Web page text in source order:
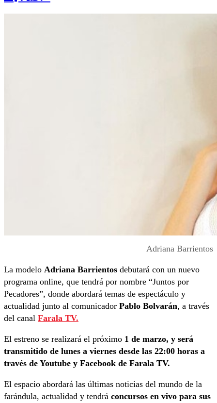
Adriana Barrientos
La modelo Adriana Barrientos debutará con un nuevo
programa online, que tendrá por nombre “Juntos por
Pecadores”, donde abordará temas de espectáculo y
actualidad junto al comunicador Pablo Bolvarán, a través
del canal Farala TV.
El estreno se realizará el próximo 1 de marzo, y será
transmitido de lunes a viernes desde las 22:00 horas a
través de Youtube y Facebook de Farala TV.
El espacio abordará las últimas noticias del mundo de la
farándula, actualidad y tendrá concursos en vivo para sus